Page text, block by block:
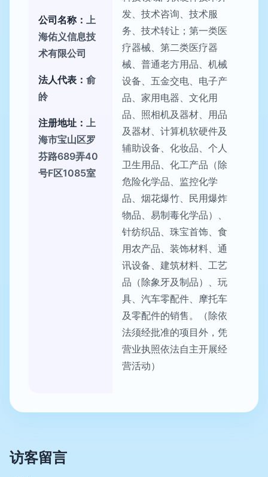
公司名称： 上
海佑义信息技
术有限公司
法人代表： 俞
皊
注册地址： 上
海市宝山区罗
芬路689弄40
号F区1085室
发、技术咨询、技术服
务、技术转让；第一类医
疗器械、第二类医疗器
械、普通老方用品、机械
设备、五金交电、电子产
品、家用电器、文化用
品、照相机及器材、用品
及器材、计算机软硬件及
辅助设备、化妆品、个人
卫生用品、化工产品（除
危险化学品、监控化学
品、烟花爆竹、民用爆炸
物品、易制毒化学品）、
针纺织品、珠宝首饰、食
用农产品、装饰材料、通
讯设备、建筑材料、工艺
品（除象牙及制品）、玩
具、汽车零配件、摩托车
及零配件的销售。（除依
法须经批准的项目外，凭
营业执照依法自主开展经
营活动）
访客留言